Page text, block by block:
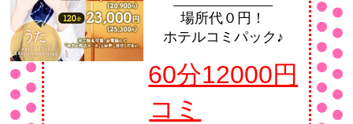
場所代０円！
ホテルコミパック♪
60分12000円
コミ